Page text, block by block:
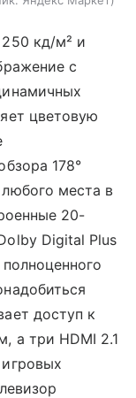
кд/м² и
с
цветовую
178°
места в
20-
Digital Plus
доступ к
а три HDMI 2.1